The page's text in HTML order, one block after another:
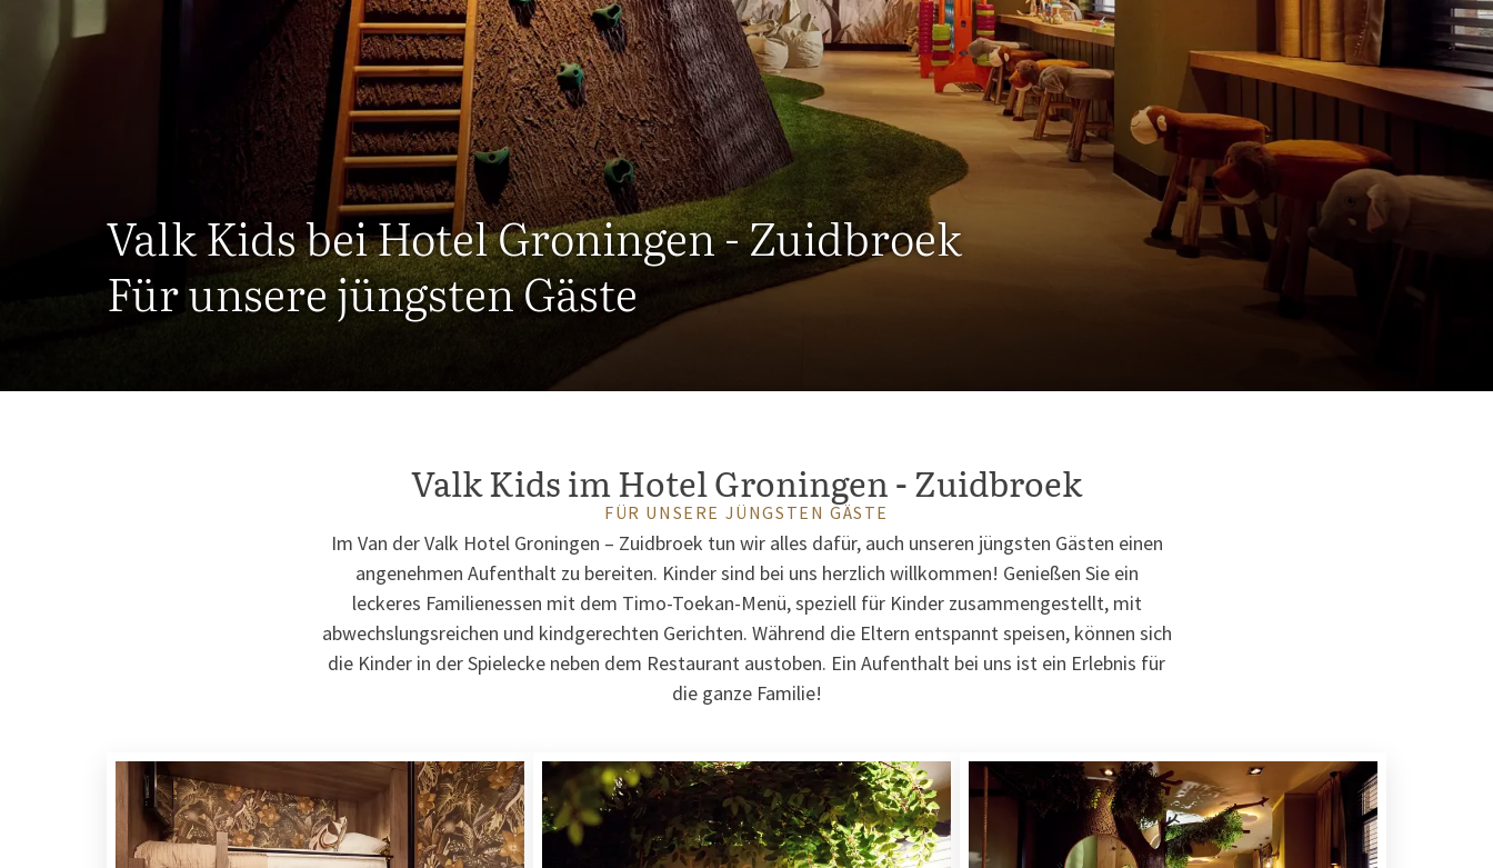
Valk Kids bei Hotel Groningen - Zuidbroek
Für unsere jüngsten Gäste
Valk Kids im Hotel Groningen - Zuidbroek
FÜR UNSERE JÜNGSTEN GÄSTE
Im Van der Valk Hotel Groningen – Zuidbroek tun wir alles dafür, auch unseren jüngsten Gästen einen
angenehmen Aufenthalt zu bereiten. Kinder sind bei uns herzlich willkommen! Genießen Sie ein
leckeres Familienessen mit dem Timo-Toekan-Menü, speziell für Kinder zusammengestellt, mit
abwechslungsreichen und kindgerechten Gerichten. Während die Eltern entspannt speisen, können sich
die Kinder in der Spielecke neben dem Restaurant austoben. Ein Aufenthalt bei uns ist ein Erlebnis für
die ganze Familie!